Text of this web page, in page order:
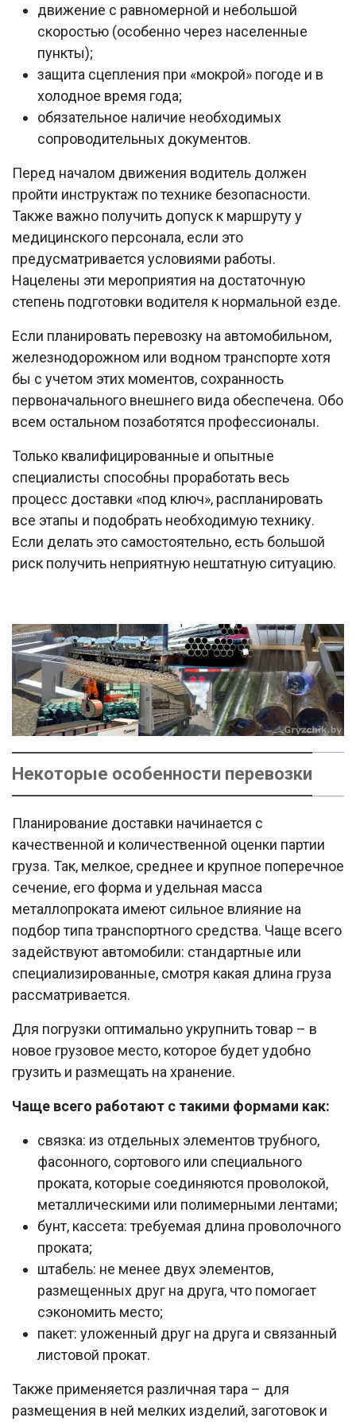
движение с равномерной и небольшой
скоростью (особенно через населенные
пункты);
защита сцепления при «мокрой» погоде и в
холодное время года;
обязательное наличие необходимых
сопроводительных документов.
Перед началом движения водитель должен
пройти инструктаж по технике безопасности.
Также важно получить допуск к маршруту у
медицинского персонала, если это
предусматривается условиями работы.
Нацелены эти мероприятия на достаточную
степень подготовки водителя к нормальной езде.
Если планировать перевозку на автомобильном,
железнодорожном или водном транспорте хотя
бы с учетом этих моментов, сохранность
первоначального внешнего вида обеспечена. Обо
всем остальном позаботятся профессионалы.
Только квалифицированные и опытные
специалисты способны проработать весь
процесс доставки «под ключ», распланировать
все этапы и подобрать необходимую технику.
Если делать это самостоятельно, есть большой
риск получить неприятную нештатную ситуацию.
Некоторые особенности перевозки
Планирование доставки начинается с
качественной и количественной оценки партии
груза. Так, мелкое, среднее и крупное поперечное
сечение, его форма и удельная масса
металлопроката имеют сильное влияние на
подбор типа транспортного средства. Чаще всего
задействуют автомобили: стандартные или
специализированные, смотря какая длина груза
рассматривается.
Для погрузки оптимально укрупнить товар – в
новое грузовое место, которое будет удобно
грузить и размещать на хранение.
Чаще всего работают с такими формами как:
связка: из отдельных элементов трубного,
фасонного, сортового или специального
проката, которые соединяются проволокой,
металлическими или полимерными лентами;
бунт, кассета: требуемая длина проволочного
проката;
штабель: не менее двух элементов,
размещенных друг на друга, что помогает
сэкономить место;
пакет: уложенный друг на друга и связанный
листовой прокат.
Также применяется различная тара – для
размещения в ней мелких изделий, заготовок и